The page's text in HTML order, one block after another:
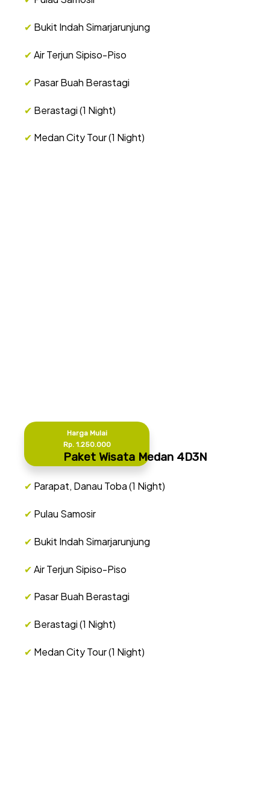
✔ Bukit Indah Simarjarunjung
✔Air Terjun Sipiso-Piso
✔ Pasar Buah Berastagi
✔ Berastagi (1 Night)
✔ Medan City Tour (1 Night)
Harga Mulai
Rp. 1.250.000
Paket Wisata Medan 4D3N
✔ Parapat, Danau Toba (1 Night)
✔ Pulau Samosir
✔ Bukit Indah Simarjarunjung
✔Air Terjun Sipiso-Piso
✔ Pasar Buah Berastagi
✔ Berastagi (1 Night)
✔ Medan City Tour (1 Night)